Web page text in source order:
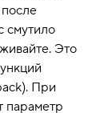
смутило
Это
При
параметр